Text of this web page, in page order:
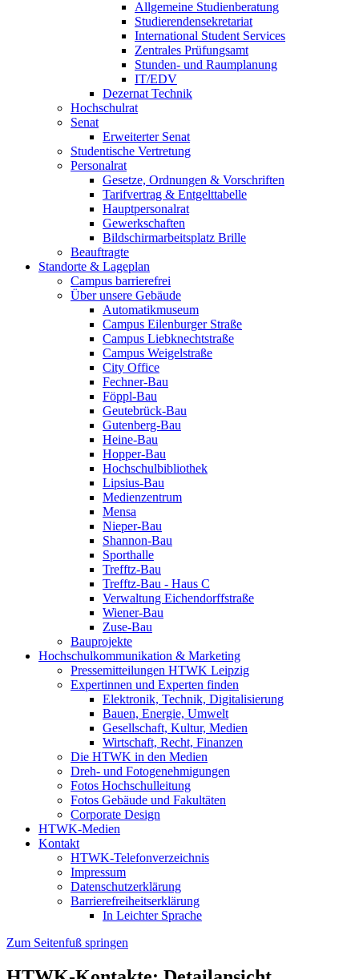
Allgemeine Studienberatung
Studierendensekretariat
International Student Services
Zentrales Prüfungsamt
Stunden- und Raumplanung
IT/EDV
Dezernat Technik
Hochschulrat
Senat
Erweiterter Senat
Studentische Vertretung
Personalrat
Gesetze, Ordnungen & Vorschriften
Tarifvertrag & Entgelttabelle
Hauptpersonalrat
Gewerkschaften
Bildschirmarbeitsplatz Brille
Beauftragte
Standorte & Lageplan
Campus barrierefrei
Über unsere Gebäude
Automatikmuseum
Campus Eilenburger Straße
Campus Liebknechtstraße
Campus Weigelstraße
City Office
Fechner-Bau
Föppl-Bau
Geutebrück-Bau
Gutenberg-Bau
Heine-Bau
Hopper-Bau
Hochschulbibliothek
Lipsius-Bau
Medienzentrum
Mensa
Nieper-Bau
Shannon-Bau
Sporthalle
Trefftz-Bau
Trefftz-Bau - Haus C
Verwaltung Eichendorffstraße
Wiener-Bau
Zuse-Bau
Bauprojekte
Hochschulkommunikation & Marketing
Pressemitteilungen HTWK Leipzig
Expertinnen und Experten finden
Elektronik, Technik, Digitalisierung
Bauen, Energie, Umwelt
Gesellschaft, Kultur, Medien
Wirtschaft, Recht, Finanzen
Die HTWK in den Medien
Dreh- und Fotogenehmigungen
Fotos Hochschulleitung
Fotos Gebäude und Fakultäten
Corporate Design
HTWK-Medien
Kontakt
HTWK-Telefonverzeichnis
Impressum
Datenschutzerklärung
Barrierefreiheitserklärung
In Leichter Sprache
Zum Seitenfuß springen